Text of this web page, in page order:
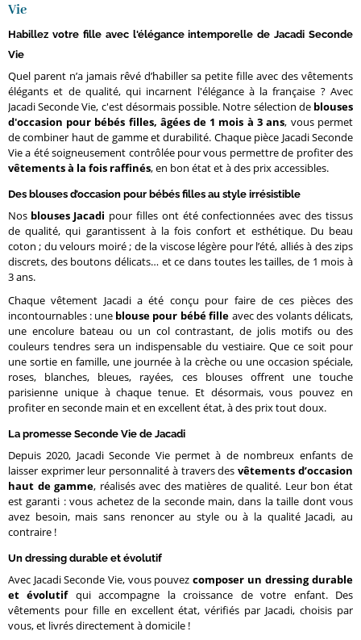
Vie
Habillez votre fille avec l'élégance intemporelle de Jacadi Seconde
Vie
Quel parent n’a jamais rêvé d’habiller sa petite fille avec des vêtements
élégants et de qualité, qui incarnent l'élégance à la française ? Avec
Jacadi Seconde Vie, c'est désormais possible. Notre sélection de blouses
d'occasion pour bébés filles, âgées de 1 mois à 3 ans, vous permet
de combiner haut de gamme et durabilité. Chaque pièce Jacadi Seconde
Vie a été soigneusement contrôlée pour vous permettre de profiter des
vêtements à la fois raffinés, en bon état et à des prix accessibles.
Des blouses d’occasion pour bébés filles au style irrésistible
Nos blouses Jacadi pour filles ont été confectionnées avec des tissus
de qualité, qui garantissent à la fois confort et esthétique. Du beau
coton ; du velours moiré ; de la viscose légère pour l’été, alliés à des zips
discrets, des boutons délicats… et ce dans toutes les tailles, de 1 mois à
3 ans.
Chaque vêtement Jacadi a été conçu pour faire de ces pièces des
incontournables : une blouse pour bébé fille avec des volants délicats,
une encolure bateau ou un col contrastant, de jolis motifs ou des
couleurs tendres sera un indispensable du vestiaire. Que ce soit pour
une sortie en famille, une journée à la crèche ou une occasion spéciale,
roses, blanches, bleues, rayées, ces blouses offrent une touche
parisienne unique à chaque tenue. Et désormais, vous pouvez en
profiter en seconde main et en excellent état, à des prix tout doux.
La promesse Seconde Vie de Jacadi
Depuis 2020, Jacadi Seconde Vie permet à de nombreux enfants de
laisser exprimer leur personnalité à travers des vêtements d’occasion
haut de gamme, réalisés avec des matières de qualité. Leur bon état
est garanti : vous achetez de la seconde main, dans la taille dont vous
avez besoin, mais sans renoncer au style ou à la qualité Jacadi, au
contraire !
Un dressing durable et évolutif
Avec Jacadi Seconde Vie, vous pouvez composer un dressing durable
et évolutifqui accompagne la croissance de votre enfant. Des
vêtements pour fille en excellent état, vérifiés par Jacadi, choisis par
vous, et livrés directement à domicile !